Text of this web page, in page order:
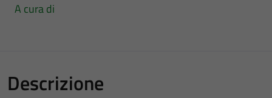
A cura di
Descrizione